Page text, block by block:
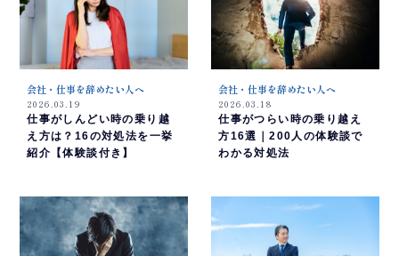
会社・仕事を辞めたい人へ
2026.03.19
仕事がしんどい時の乗り越
え方は？16の対処法を一挙
紹介【体験談付き】
会社・仕事を辞めたい人へ
2026.03.18
仕事がつらい時の乗り越え
方16選｜200人の体験談で
わかる対処法